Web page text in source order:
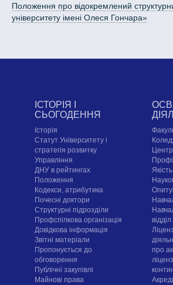
Положення про відокремлений
університету імені Олеся Гончара»
ІСТОРІЯ І
СЬОГОДЕННЯ
Історія
Статут Університету і
стратегія розвитку
Управління
ДНУ в рейтингах
Положення
Кодекси, атрибутика
Почесні доктори
Структурні підрозділи
Профспілкова організація
Довідкова інформація
Звітні матеріали
Пропонується до
обговорення
Публічні закупівлі
Майнові права
відділ
про